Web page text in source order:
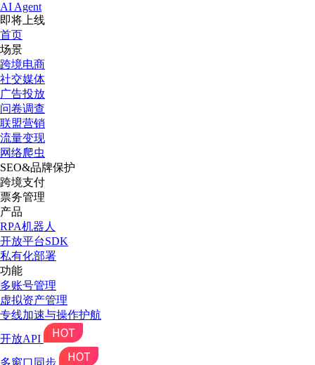
AI Agent
即将上线
首页
场景
跨境电商
社交媒体
广告投放
问卷调查
联盟营销
流量变现
网络爬虫
SEO&品牌保护
跨境支付
票务管理
产品
RPA机器人
开放平台SDK
私有化部署
功能
多账号管理
虚拟资产管理
专线加速与操作护航
开放API
多窗口同步